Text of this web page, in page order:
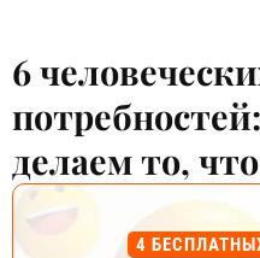
6
делаем то,
4